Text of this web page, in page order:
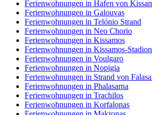
Ferienwohnungen in Hafen von
Ferienwohnungen in Galouvas
Ferienwohnungen in Telónio Strand
Ferienwohnungen in Neo Chorio
Ferienwohnungen in Kissamos
Ferienwohnungen in Kissamos-Stadion
Ferienwohnungen in Voulgaro
Ferienwohnungen in Nopigia
Ferienwohnungen in Strand von
Ferienwohnungen in Phalasarna
Ferienwohnungen in Trachilos
Ferienwohnungen in Korfalonas